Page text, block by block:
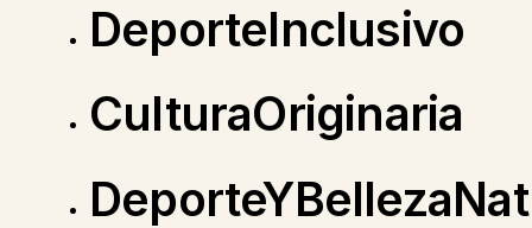
DeporteInclusivo
CulturaOriginaria